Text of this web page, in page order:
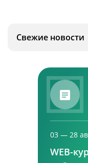
Свежие новости
03 — 28
WEB-